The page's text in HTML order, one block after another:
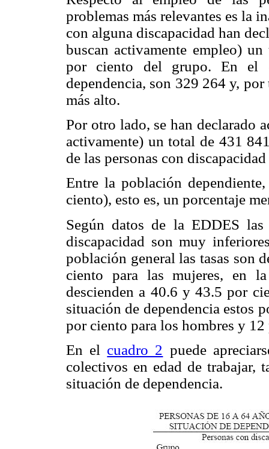
problemas más relevantes es la
con alguna discapacidad han
buscan activamente empleo)
por ciento del grupo. En el
dependencia, son 329 264 y,
más alto.
Por otro lado, se han declarado
activamente) un total de 431
de las personas con
Entre la población
ciento), esto es, un porcentaje
Según datos de la EDDES
discapacidad son muy
población general las tasas son
ciento para las mujeres, en
descienden a 40.6 y 43.5 por
situación de dependencia estos
por ciento para los hombres y
En el cuadro 2 puede
colectivos en edad de trabajar,
situación de dependencia.